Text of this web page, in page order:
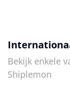
Bekijk enkele
Shiplemon